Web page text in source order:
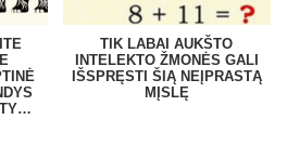
TIK LABAI AUKŠTO
INTELEKTO ŽMONĖS GALI
IŠSPRĘSTI ŠIĄ NEĮPRASTĄ
MĮSLĘ